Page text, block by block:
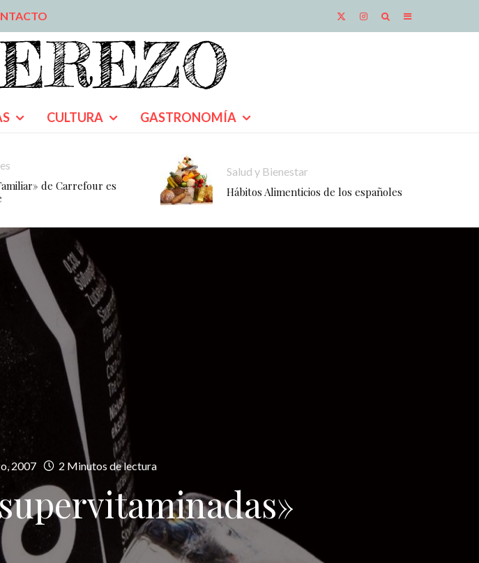
CULTURA GASTRONOMÍA
de Carrefour es
Salud y Bienestar
Hábitos Alimenticios de los españoles
2007 2 Minutos de lectura